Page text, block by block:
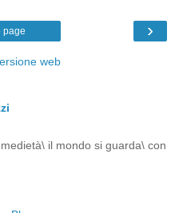
›
page
web
il mondo si guarda\ con